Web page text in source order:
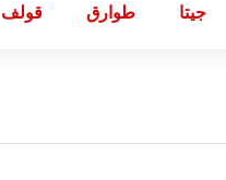
قولف طوارق جيتا